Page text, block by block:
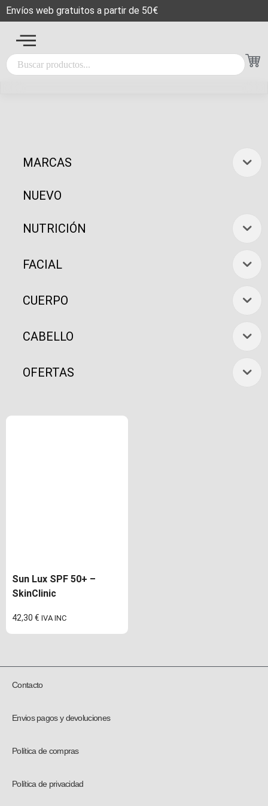
Envíos web gratuitos a partir de 50€
MARCAS
NUEVO
NUTRICIÓN
FACIAL
CUERPO
CABELLO
OFERTAS
Sun Lux SPF 50+ –
SkinClinic
42,30 € IVA INC
Contacto
Envios pagos y devoluciones
Política de compras
Política de privacidad